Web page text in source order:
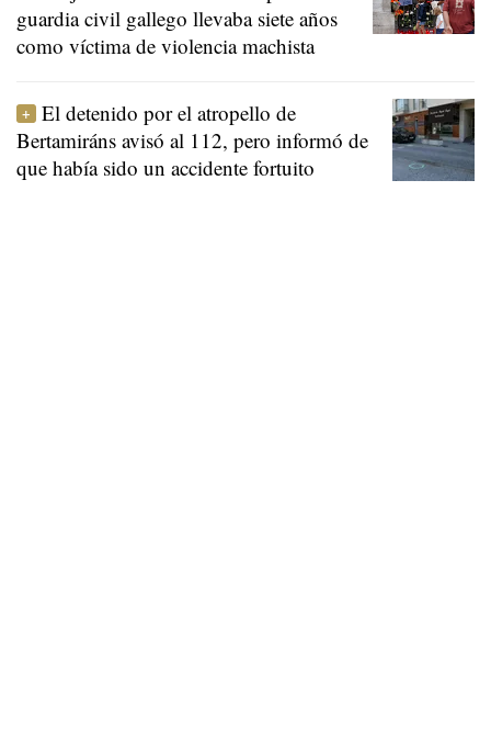
guardia civil gallego llevaba siete años
como víctima de violencia machista
El detenido por el atropello de
Bertamiráns avisó al 112, pero informó de
que había sido un accidente fortuito